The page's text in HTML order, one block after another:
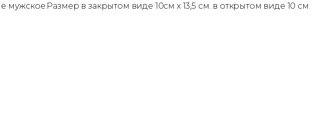
в закрытом виде 10см х 13,5 см. в открытом виде 10 см